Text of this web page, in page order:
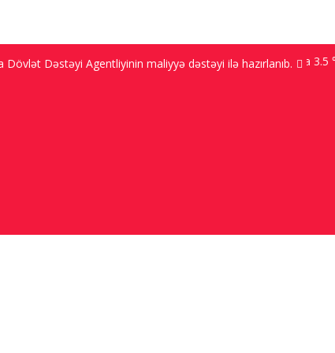
Dəstəyi Agentliyinin maliyyə dəstəyi ilə hazırlanıb.
Bakı 9.2 ℃; Şuşa 3.5 ℃;